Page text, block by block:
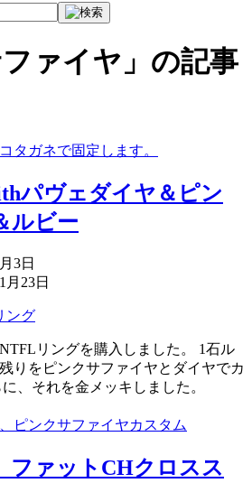
ファイヤ」の記事
パヴェダイヤ＆ピン
ルビー
3日
月23日
ング
リングを購入しました。 1石ル
りをピンクサファイヤとダイヤでカ
、それを金メッキしました。
ァットCHクロスス